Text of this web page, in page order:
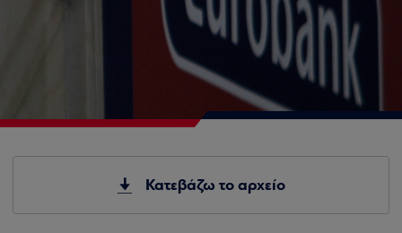
Κατεβάζω το αρχείο